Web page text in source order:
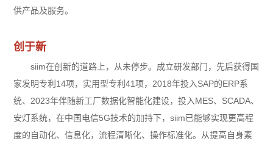
供产品及服务。
创于新
siim在创新的道路上，从未停步。成立研发部门，先后获得国
家发明专利14项，实用型专利41项，2018年投入SAP的ERP系
统、2023年伴随新工厂数据化智能化建设，投入MES、SCADA、
安灯系统，在中国电信5G技术的加持下，siim已能够实现更高程
度的自动化、信息化，流程清晰化、操作标准化。从提高自身素